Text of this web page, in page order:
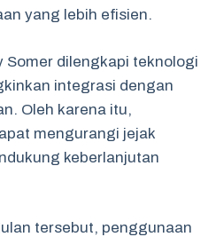
yang lebih efisien.
Somer dilengkapi teknologi
integrasi dengan
Oleh karena itu,
mengurangi jejak
keberlanjutan
tersebut, penggunaan